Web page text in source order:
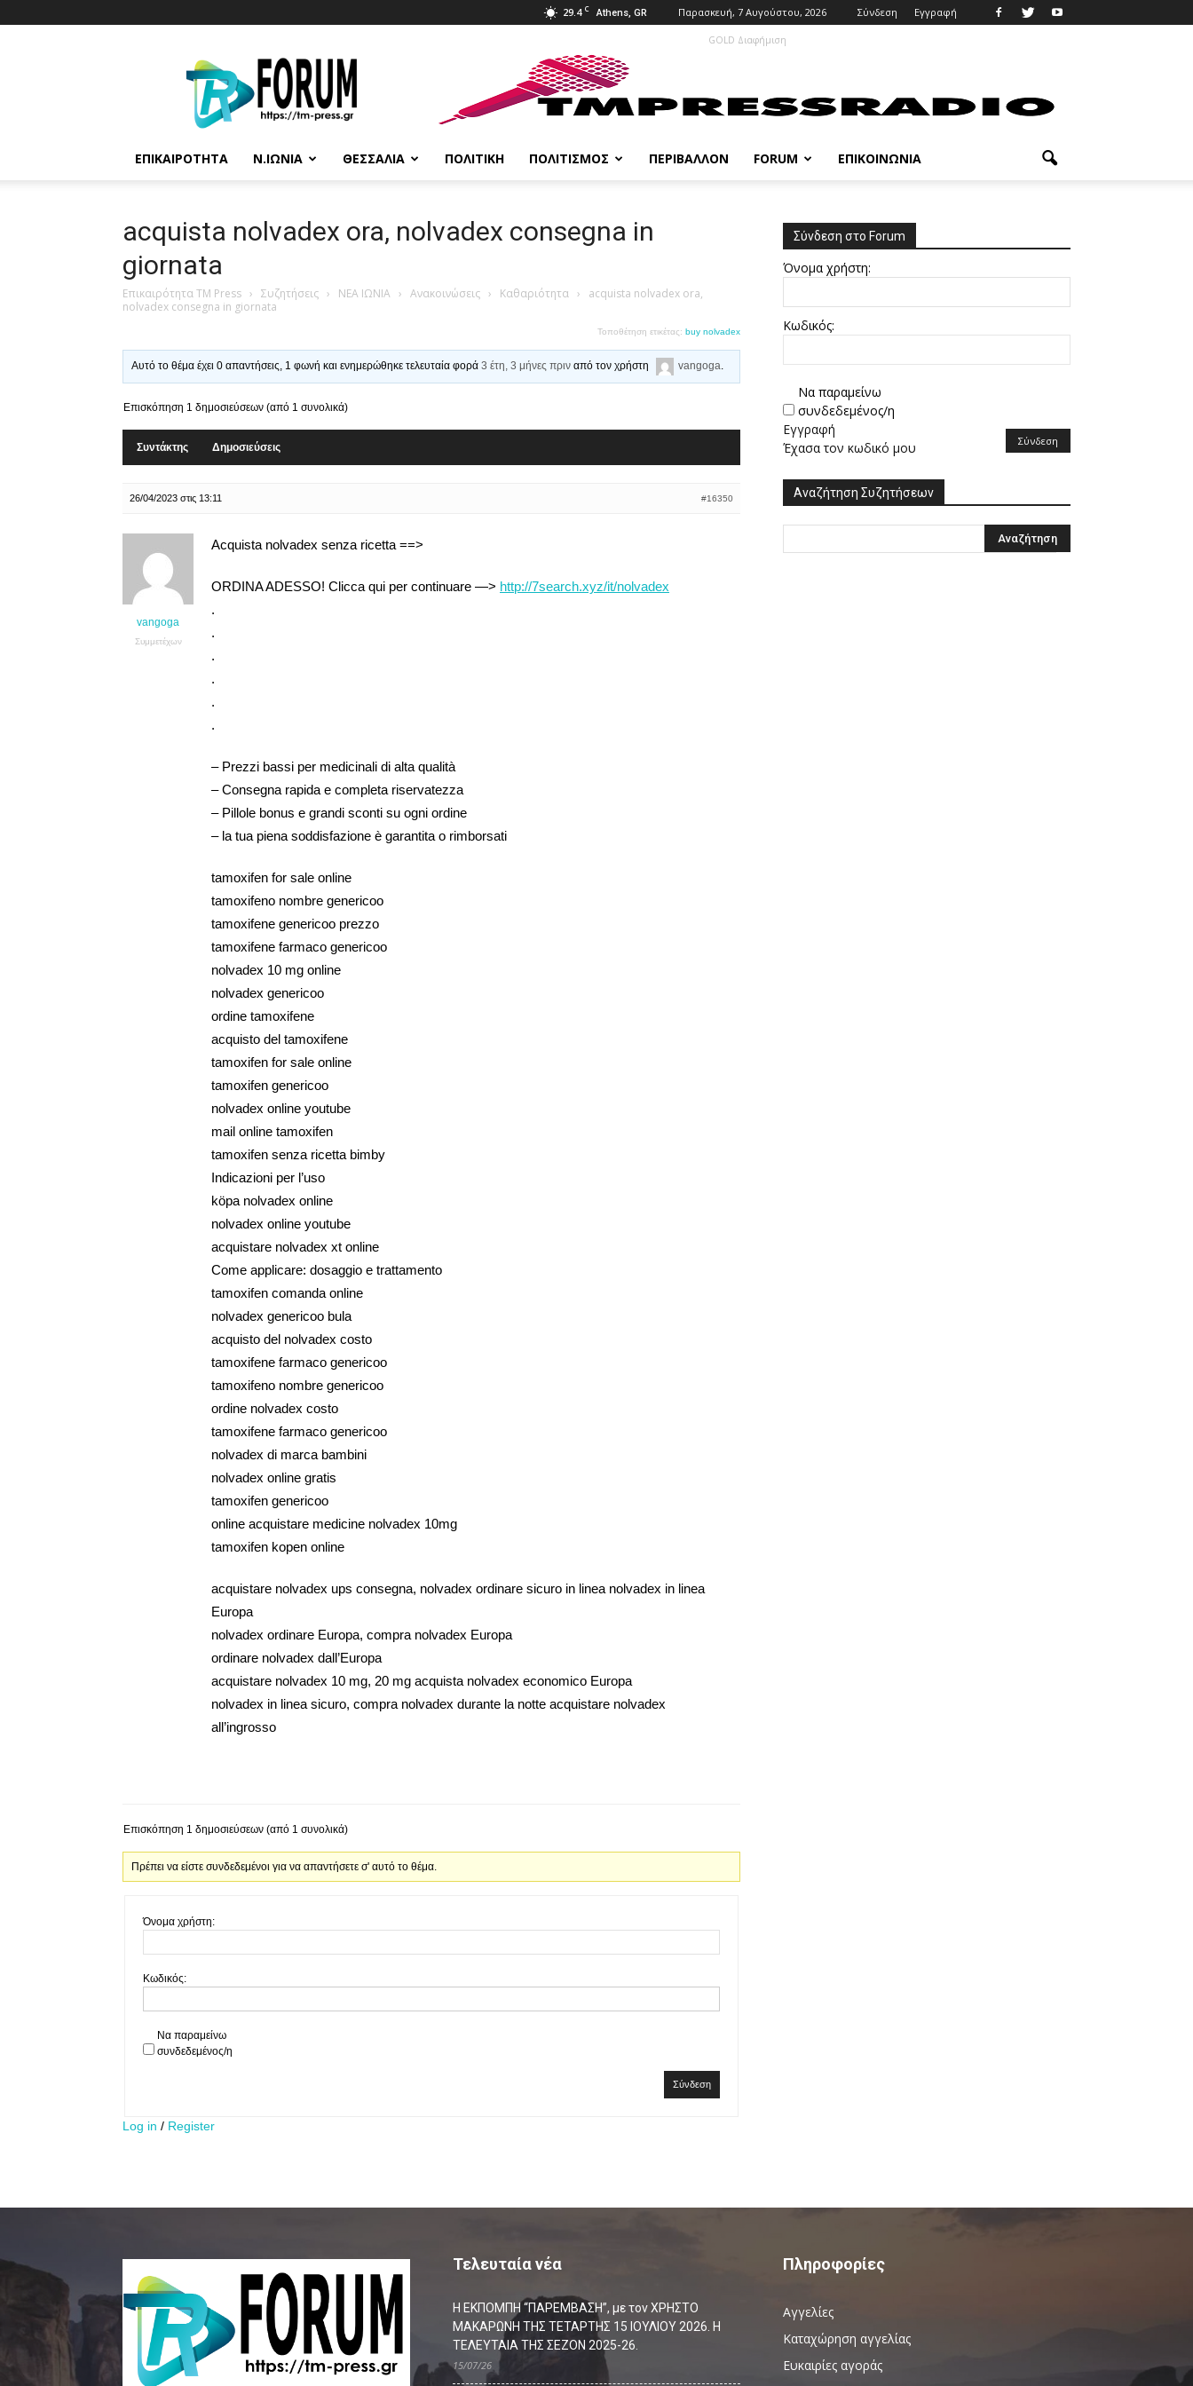
29.4 C Athens, GR Παρασκευή, 7 Αυγούστου, 2026 Σύνδεση Εγγραφή
Press
GOLD Διαφήμιση
ΕΠΙΚΑΙΡΌΤΗΤΑ Ν.ΙΩΝΊΑ ΘΕΣΣΑΛΊΑ ΠΟΛΙΤΙΚΉ ΠΟΛΙΤΙΣΜΌΣ ΠΕΡΙΒΆΛΛΟΝ FORUM ΕΠΙΚΟΙΝΩΝΊΑ
acquista nolvadex ora, nolvadex consegna in
giornata
Επικαιρότητα TM Press › Συζητήσεις › ΝΕΑ ΙΩΝΙΑ › Ανακοινώσεις › Καθαριότητα ›
acquista nolvadex ora,
nolvadex consegna in giornata
Τοποθέτηση ετικέτας: buy nolvadex
Αυτό το θέμα έχει 0 απαντήσεις, 1 φωνή και ενημερώθηκε τελευταία φορά3 έτη, 3 μήνες πριν από τον χρήστη vangoga.
Επισκόπηση 1 δημοσιεύσεων (από 1 συνολικά)
Συντάκτης Δημοσιεύσεις
26/04/2023 στις 13:11 #16350
vangoga
Συμμετέχων
Acquista nolvadex senza ricetta ==>
ORDINA ADESSO! Clicca qui per continuare —> http://7search.xyz/it/nolvadex
.
.
.
.
.
.
– Prezzi bassi per medicinali di alta qualità
– Consegna rapida e completa riservatezza
– Pillole bonus e grandi sconti su ogni ordine
– la tua piena soddisfazione è garantita o rimborsati
tamoxifen for sale online
tamoxifeno nombre genericoo
tamoxifene genericoo prezzo
tamoxifene farmaco genericoo
nolvadex 10 mg online
nolvadex genericoo
ordine tamoxifene
acquisto del tamoxifene
tamoxifen for sale online
tamoxifen genericoo
nolvadex online youtube
mail online tamoxifen
tamoxifen senza ricetta bimby
Indicazioni per l’uso
köpa nolvadex online
nolvadex online youtube
acquistare nolvadex xt online
Come applicare: dosaggio e trattamento
tamoxifen comanda online
nolvadex genericoo bula
acquisto del nolvadex costo
tamoxifene farmaco genericoo
tamoxifeno nombre genericoo
ordine nolvadex costo
tamoxifene farmaco genericoo
nolvadex di marca bambini
nolvadex online gratis
tamoxifen genericoo
online acquistare medicine nolvadex 10mg
tamoxifen kopen online
acquistare nolvadex ups consegna, nolvadex ordinare sicuro in linea nolvadex in linea
Europa
nolvadex ordinare Europa, compra nolvadex Europa
ordinare nolvadex dall’Europa
acquistare nolvadex 10 mg, 20 mg acquista nolvadex economico Europa
nolvadex in linea sicuro, compra nolvadex durante la notte acquistare nolvadex
all’ingrosso
Επισκόπηση 1 δημοσιεύσεων (από 1 συνολικά)
Πρέπει να είστε συνδεδεμένοι για να απαντήσετε σ' αυτό το θέμα.
Όνομα χρήστη:
Κωδικός:
Να παραμείνω
συνδεδεμένος/η
Σύνδεση
Log in / Register
Σύνδεση στο Forum
Όνομα χρήστη:
Κωδικός:
Να παραμείνω
συνδεδεμένος/η
Σύνδεση
Εγγραφή
Έχασα τον κωδικό μου
Αναζήτηση Συζητήσεων
Τελευταία νέα
Η ΕΚΠΟΜΠΗ “ΠΑΡΕΜΒΑΣΗ”, με τον ΧΡΗΣΤΟ
ΜΑΚΑΡΩΝΗ ΤΗΣ ΤΕΤΑΡΤΗΣ 15 ΙΟΥΛΙΟΥ 2026. Η
ΤΕΛΕΥΤΑΙΑ ΤΗΣ ΣΕΖΟΝ 2025-26.
15/07/26
Πληροφορίες
Αγγελίες
Καταχώρηση αγγελίας
Ευκαιρίες αγοράς